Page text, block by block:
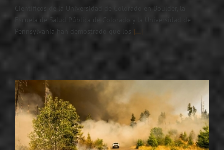
Científicos de la Universidad de Colorado en Boulder, la
Escuela de Salud Pública de Colorado y la Universidad de
Pennsylvania han demostrado que los [...]